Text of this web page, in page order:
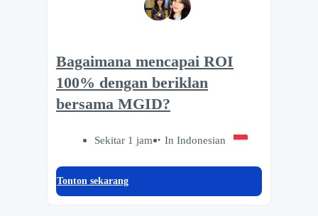
Bagaimana mencapai ROI
100% dengan beriklan
bersama MGID?
Sekitar 1 jam In Indonesian
Tonton sekarang